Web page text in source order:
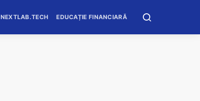
NEXTLAB.TECH EDUCAȚIE FINANCIARĂ